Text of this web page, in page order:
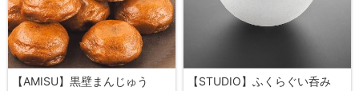
【AMISU】黒壁まんじゅう 【STUDIO】ふくらぐい呑み